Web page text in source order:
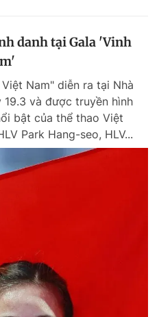
danh tại Gala 'Vinh
Nam" diễn ra tại Nhà
và được truyền hình
bật của thể thao Việt
Park Hang-seo, HLV...